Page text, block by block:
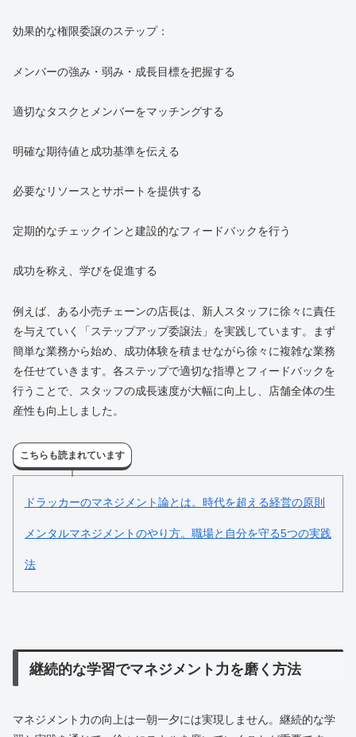
効果的な権限委譲のステップ：
メンバーの強み・弱み・成長目標を把握する
適切なタスクとメンバーをマッチングする
明確な期待値と成功基準を伝える
必要なリソースとサポートを提供する
定期的なチェックインと建設的なフィードバックを行う
成功を称え、学びを促進する
例えば、ある小売チェーンの店長は、新人スタッフに徐々に責任
を与えていく「ステップアップ委譲法」を実践しています。まず
簡単な業務から始め、成功体験を積ませながら徐々に複雑な業務
を任せていきます。各ステップで適切な指導とフィードバックを
行うことで、スタッフの成長速度が大幅に向上し、店舗全体の生
産性も向上しました。
こちらも読まれています
ドラッカーのマネジメント論とは。時代を超える経営の原則
メンタルマネジメントのやり方。職場と自分を守る5つの実践
法
継続的な学習でマネジメント力を磨く方法
マネジメント力の向上は一朝一夕には実現しません。継続的な学